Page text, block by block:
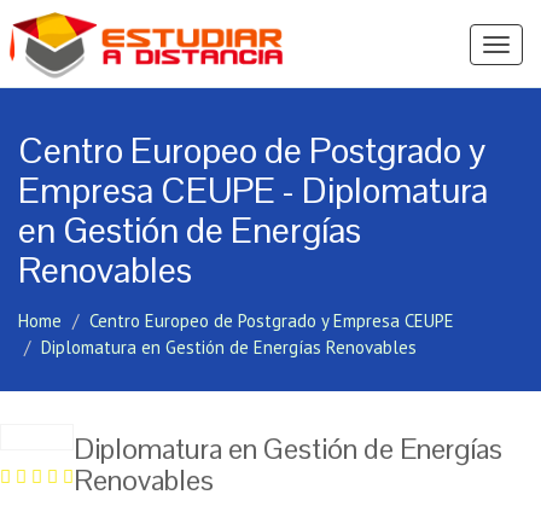
Ver
Centro Europeo de Postgrado y
Empresa CEUPE - Diplomatura
en Gestión de Energías
Renovables
Home
Centro Europeo de Postgrado y Empresa CEUPE
Diplomatura en Gestión de Energías Renovables
Diplomatura en Gestión de Energías
Renovables